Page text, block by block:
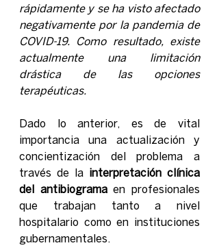
rápidamente y se ha visto afectado
negativamente por la pandemia de
COVID-19. Como resultado, existe
actualmente una limitación
drástica de las opciones
terapéuticas.
Dado lo anterior, es de vital
importancia una actualización y
concientización del problema a
través de la interpretación clínica
del antibiograma en profesionales
que trabajan tanto a nivel
hospitalario como en instituciones
gubernamentales.